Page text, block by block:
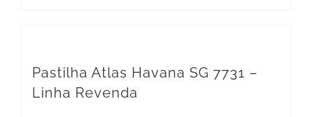
Pastilha Atlas Havana SG 7731 –
Linha Revenda